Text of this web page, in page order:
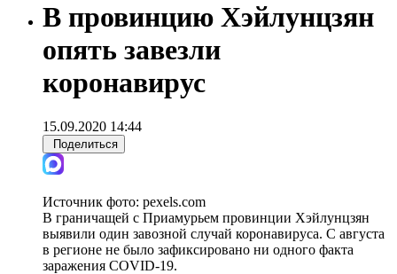
В провинцию Хэйлунцзян
опять завезли
коронавирус
15.09.2020 14:44
Поделиться
Источник фото: pexels.com
В граничащей с Приамурьем провинции Хэйлунцзян
выявили один завозной случай коронавируса. С августа
в регионе не было зафиксировано ни одного факта
заражения COVID-19.